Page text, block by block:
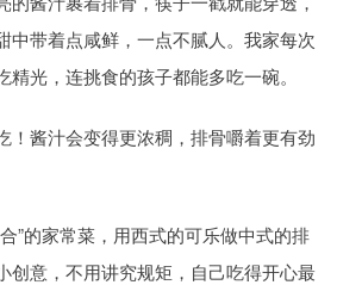
中带着点咸鲜，一点不腻人。我家每次
光，连挑食的孩子都能多吃一碗。
！酱汁会变得更浓稠，排骨嚼着更有劲
”的家常菜，用西式的可乐做中式的排
创意，不用讲究规矩，自己吃得开心最